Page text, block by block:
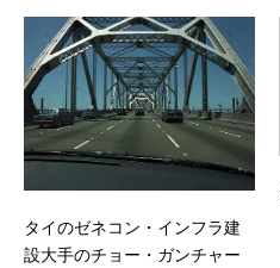
タイのゼネコン・インフラ建
設大手のチョー・ガンチャー